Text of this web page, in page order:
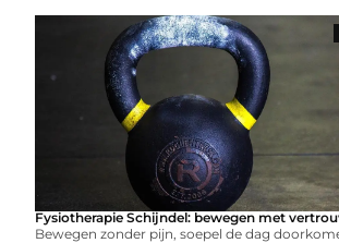
Fysiotherapie Schijndel: bewegen met
Bewegen zonder pijn, soepel de dag